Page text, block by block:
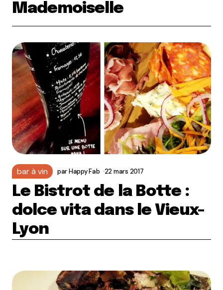
Mademoiselle
bar à vin parHappy Fab 22 mars 2017
Le Bistrot de la Botte :
dolce vita dans le Vieux-
Lyon